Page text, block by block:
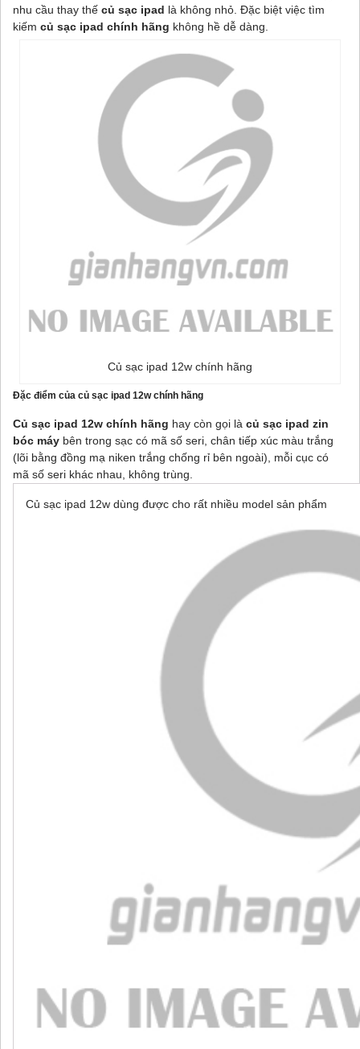
nhu cầu thay thế củ sạc ipad là không nhỏ. Đặc biệt việc tìm
kiếm củ sạc ipad chính hãng không hề dễ dàng.
Củ sạc ipad 12w chính hãng
Đặc điểm của củ sạc ipad 12w chính hãng
Củ sạc ipad 12w chính hãng hay còn gọi là củ sạc ipad zin
bóc máy bên trong sạc có mã số seri, chân tiếp xúc màu trắng
(lõi bằng đồng mạ niken trắng chống rỉ bên ngoài), mỗi cục có
mã số seri khác nhau, không trùng.
Củ sạc ipad 12w dùng được cho rất nhiều model sản phẩm